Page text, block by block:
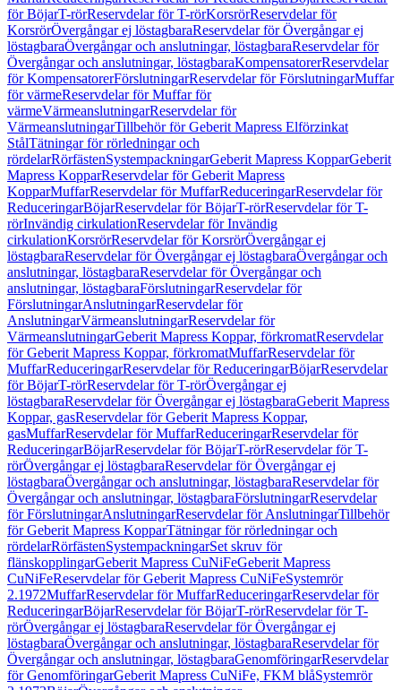
för BöjarT-rörReservdelar för T-rörKorsrörReservdelar för
KorsrörÖvergångar ej löstagbaraReservdelar för Övergångar ej
löstagbaraÖvergångar och anslutningar, löstagbaraReservdelar för
Övergångar och anslutningar, löstagbaraKompensatorerReservdelar
för KompensatorerFörslutningarReservdelar för FörslutningarMuffar
för värmeReservdelar för Muffar för
värmeVärmeanslutningarReservdelar för
VärmeanslutningarTillbehör för Geberit Mapress Elförzinkat
StålTätningar för rörledningar och
rördelarRörfästenSystempackningarGeberit Mapress KopparGeberit
Mapress KopparReservdelar för Geberit Mapress
KopparMuffarReservdelar för MuffarReduceringarReservdelar för
ReduceringarBöjarReservdelar för BöjarT-rörReservdelar för T-
rörInvändig cirkulationReservdelar för Invändig
cirkulationKorsrörReservdelar för KorsrörÖvergångar ej
löstagbaraReservdelar för Övergångar ej löstagbaraÖvergångar och
anslutningar, löstagbaraReservdelar för Övergångar och
anslutningar, löstagbaraFörslutningarReservdelar för
FörslutningarAnslutningarReservdelar för
AnslutningarVärmeanslutningarReservdelar för
VärmeanslutningarGeberit Mapress Koppar, förkromatReservdelar
för Geberit Mapress Koppar, förkromatMuffarReservdelar för
MuffarReduceringarReservdelar för ReduceringarBöjarReservdelar
för BöjarT-rörReservdelar för T-rörÖvergångar ej
löstagbaraReservdelar för Övergångar ej löstagbaraGeberit Mapress
Koppar, gasReservdelar för Geberit Mapress Koppar,
gasMuffarReservdelar för MuffarReduceringarReservdelar för
ReduceringarBöjarReservdelar för BöjarT-rörReservdelar för T-
rörÖvergångar ej löstagbaraReservdelar för Övergångar ej
löstagbaraÖvergångar och anslutningar, löstagbaraReservdelar för
Övergångar och anslutningar, löstagbaraFörslutningarReservdelar
för FörslutningarAnslutningarReservdelar för AnslutningarTillbehör
för Geberit Mapress KopparTätningar för rörledningar och
rördelarRörfästenSystempackningarSet skruv för
flänskopplingarGeberit Mapress CuNiFeGeberit Mapress
CuNiFeReservdelar för Geberit Mapress CuNiFeSystemrör
2.1972MuffarReservdelar för MuffarReduceringarReservdelar för
ReduceringarBöjarReservdelar för BöjarT-rörReservdelar för T-
rörÖvergångar ej löstagbaraReservdelar för Övergångar ej
löstagbaraÖvergångar och anslutningar, löstagbaraReservdelar för
Övergångar och anslutningar, löstagbaraGenomföringarReservdelar
för GenomföringarGeberit Mapress CuNiFe, FKM blåSystemrör